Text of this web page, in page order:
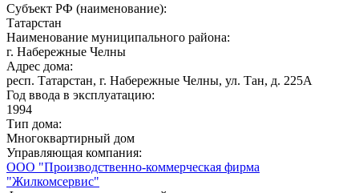
Субъект РФ (наименование):
Татарстан
Наименование муниципального района:
г. Набережные Челны
Адрес дома:
респ. Татарстан, г. Набережные Челны, ул. Тан, д. 225А
Год ввода в эксплуатацию:
1994
Тип дома:
Многоквартирный дом
Управляющая компания:
ООО "Производственно-коммерческая фирма
"Жилкомсервис"